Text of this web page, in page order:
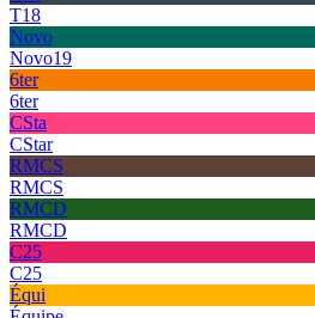
T18
Novo
Novo19
6ter
6ter
CSta
CStar
RMCS
RMCS
RMCD
RMCD
C25
C25
Équi